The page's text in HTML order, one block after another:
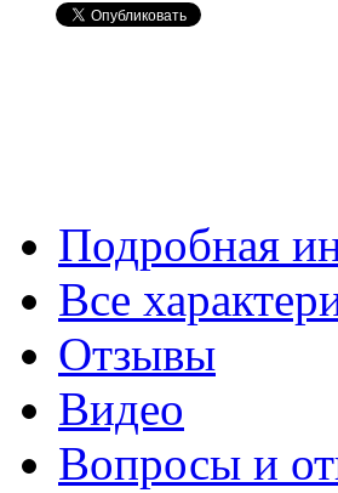
Подробная
Все
Отзывы
Видео
Вопросы и